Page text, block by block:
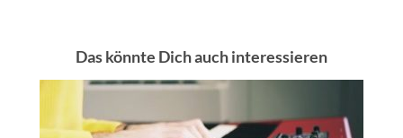
Das könnte Dich auch interessieren